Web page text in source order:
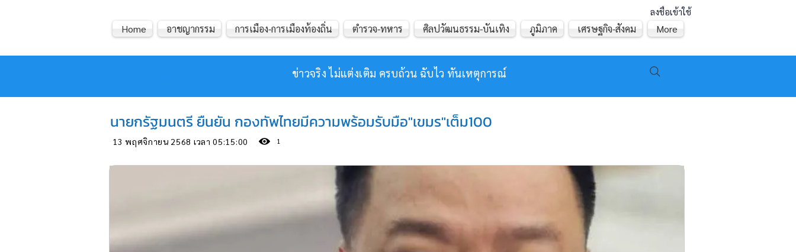
ลงชื่อเข้าใช้
ข่าวจริง ไม่แต่งเติม ครบถ้วน ฉับไว ทันเหตุการณ์
Home อาชญากรรม การเมือง-การเมืองท้องถิ่น ตำรวจ-ทหาร ศิลปวัฒนธรรม-บันเทิง ภูมิภาค เศรษฐกิจ-สังคม More
นายกรัฐมนตรี ยืนยัน กองทัพไทยมีความพร้อมรับมือ"เขมร"เต็ม100
13 พฤศจิกายน 2568 เวลา 05:15:00 1